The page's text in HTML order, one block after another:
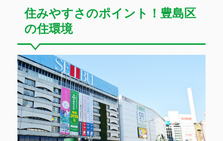
住みやすさのポイント！豊島区
の住環境